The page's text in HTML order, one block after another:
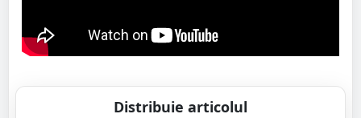
Distribuie articolul